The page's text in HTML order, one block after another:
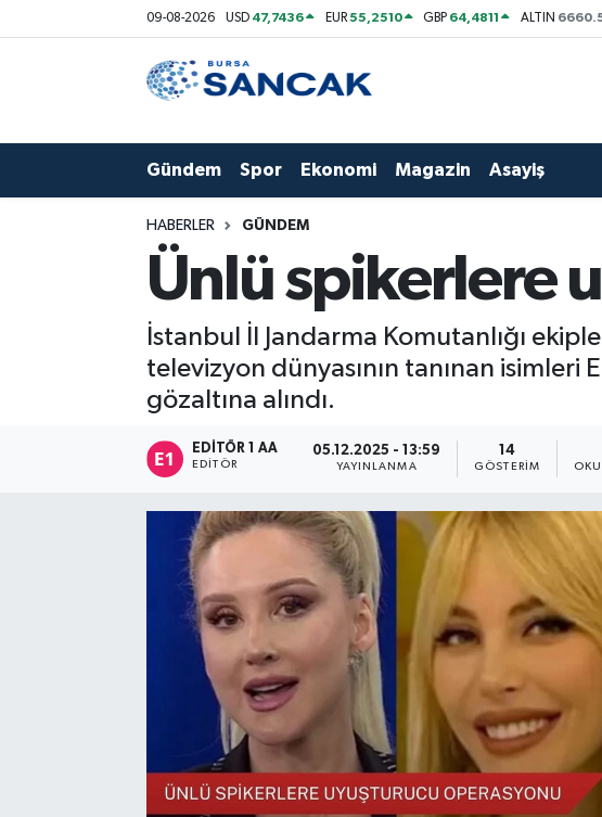
09-08-2026 USD 47,7436 EUR55,2510 GBP 64,4811 ALTIN
Gündem Spor Ekonomi Magazin Asayiş
HABERLER GÜNDEM
Ünlü spikerlere
İstanbul İl Jandarma Komutanlığı
televizyon dünyasının tanınan isimleri
gözaltına alındı.
EDITÖR 1 AA
EDITÖR
05.12.2025 - 13:59
YAYINLANMA
14
GÖSTERIM
Hava Durumu
Tüm Manşetler
Son Dakika Haberleri
Haber Arşivi